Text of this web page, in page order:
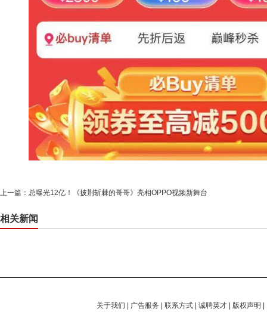
上一篇： 总曝光12亿！《披荆斩棘的哥哥》亮相OPPO视频新舞台
相关新闻
关于我们 | 广告服务 |联系方式 |诚聘英才 | 版权声明 |